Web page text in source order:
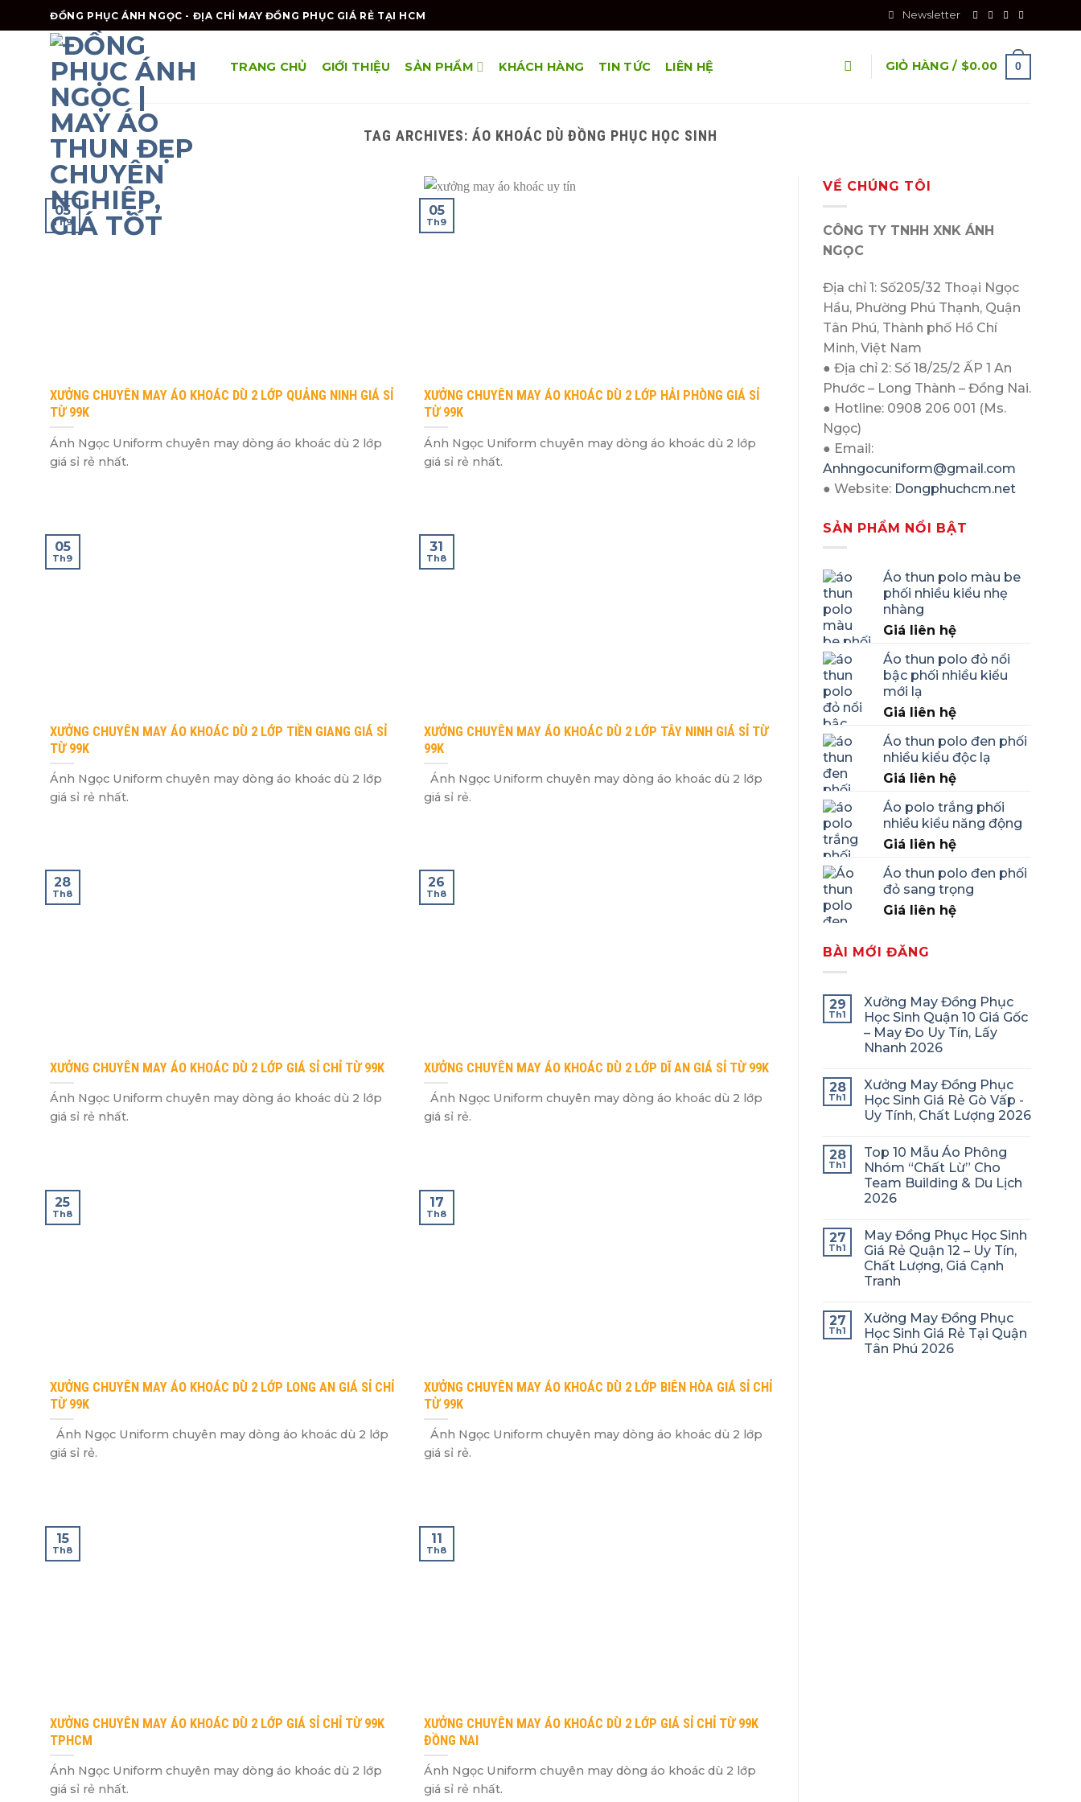
to
content
ĐỒNG PHỤC ÁNH NGỌC - ĐỊA CHỈ MAY ĐỒNG PHỤC GIÁ RẺ TẠI HCM Newsletter
TRANG CHỦ GIỚI THIỆU SẢN PHẨM KHÁCH HÀNG TIN TỨC LIÊN HỆ GIỎ HÀNG / $0.00 0
TAG ARCHIVES:ÁO KHOÁC DÙ ĐỒNG PHỤC HỌC SINH
XƯỞNG CHUYÊN MAY ÁO KHOÁC DÙ 2 LỚP QUẢNG NINH GIÁ SỈ
TỪ 99K
Ánh Ngọc Uniform chuyên may dòng áo khoác dù 2 lớp
giá sỉ rẻ nhất.
05
Th9
XƯỞNG CHUYÊN MAY ÁO KHOÁC DÙ 2 LỚP HẢI PHÒNG GIÁ SỈ
TỪ 99K
Ánh Ngọc Uniform chuyên may dòng áo khoác dù 2 lớp
giá sỉ rẻ nhất.
05
Th9
XƯỞNG CHUYÊN MAY ÁO KHOÁC DÙ 2 LỚP TIỀN GIANG GIÁ SỈ
TỪ 99K
Ánh Ngọc Uniform chuyên may dòng áo khoác dù 2 lớp
giá sỉ rẻ nhất.
05
Th9
XƯỞNG CHUYÊN MAY ÁO KHOÁC DÙ 2 LỚP TÂY NINH GIÁ SỈ TỪ
99K
Ánh Ngọc Uniform chuyên may dòng áo khoác dù 2 lớp
giá sỉ rẻ.
31
Th8
XƯỞNG CHUYÊN MAY ÁO KHOÁC DÙ 2 LỚP GIÁ SỈ CHỈ TỪ 99K
Ánh Ngọc Uniform chuyên may dòng áo khoác dù 2 lớp
giá sỉ rẻ nhất.
28
Th8
XƯỞNG CHUYÊN MAY ÁO KHOÁC DÙ 2 LỚP DĨ AN GIÁ SỈ TỪ 99K
Ánh Ngọc Uniform chuyên may dòng áo khoác dù 2 lớp
giá sỉ rẻ.
26
Th8
XƯỞNG CHUYÊN MAY ÁO KHOÁC DÙ 2 LỚP LONG AN GIÁ SỈ CHỈ
TỪ 99K
Ánh Ngọc Uniform chuyên may dòng áo khoác dù 2 lớp
giá sỉ rẻ.
25
Th8
XƯỞNG CHUYÊN MAY ÁO KHOÁC DÙ 2 LỚP BIÊN HÒA GIÁ SỈ CHỈ
TỪ 99K
Ánh Ngọc Uniform chuyên may dòng áo khoác dù 2 lớp
giá sỉ rẻ.
17
Th8
XƯỞNG CHUYÊN MAY ÁO KHOÁC DÙ 2 LỚP GIÁ SỈ CHỈ TỪ 99K
TPHCM
Ánh Ngọc Uniform chuyên may dòng áo khoác dù 2 lớp
giá sỉ rẻ nhất.
15
Th8
XƯỞNG CHUYÊN MAY ÁO KHOÁC DÙ 2 LỚP GIÁ SỈ CHỈ TỪ 99K
ĐỒNG NAI
Ánh Ngọc Uniform chuyên may dòng áo khoác dù 2 lớp
giá sỉ rẻ nhất.
11
Th8
VỀ CHÚNG TÔI
CÔNG TY TNHH XNK ÁNH
NGỌC
Địa chỉ 1: Số205/32 Thoại Ngọc
Hầu, Phường Phú Thạnh, Quận
Tân Phú, Thành phố Hồ Chí
Minh, Việt Nam
● Địa chỉ 2: Số 18/25/2 ẤP 1 An
Phước – Long Thành – Đồng Nai.
● Hotline: 0908 206 001 (Ms.
Ngọc)
● Email:
Anhngocuniform@gmail.com
● Website: Dongphuchcm.net
SẢN PHẨM NỔI BẬT
Áo thun polo màu be
phối nhiều kiểu nhẹ
nhàng
Giá liên hệ
Áo thun polo đỏ nổi
bậc phối nhiều kiểu
mới lạ
Giá liên hệ
Áo thun polo đen phối
nhiều kiểu độc lạ
Giá liên hệ
Áo polo trắng phối
nhiều kiểu năng động
Giá liên hệ
Áo thun polo đen phối
đỏ sang trọng
Giá liên hệ
BÀI MỚI ĐĂNG
29
Th1
Xưởng May Đồng Phục
Học Sinh Quận 10 Giá Gốc
– May Đo Uy Tín, Lấy
Nhanh 2026
28
Th1
Xưởng May Đồng Phục
Học Sinh Giá Rẻ Gò Vấp -
Uy Tính, Chất Lượng 2026
28
Th1
Top 10 Mẫu Áo Phông
Nhóm “Chất Lừ” Cho
Team Building & Du Lịch
2026
27
Th1
May Đồng Phục Học Sinh
Giá Rẻ Quận 12 – Uy Tín,
Chất Lượng, Giá Cạnh
Tranh
27
Th1
Xưởng May Đồng Phục
Học Sinh Giá Rẻ Tại Quận
Tân Phú 2026